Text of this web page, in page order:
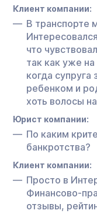
Клиент компании:
В транспорте
что
так как уже
когда
ребенком и
хоть волосы
Юрист компании:
По каким
банкротства?
Клиент компании:
Просто в
Финансово-
отзывы,